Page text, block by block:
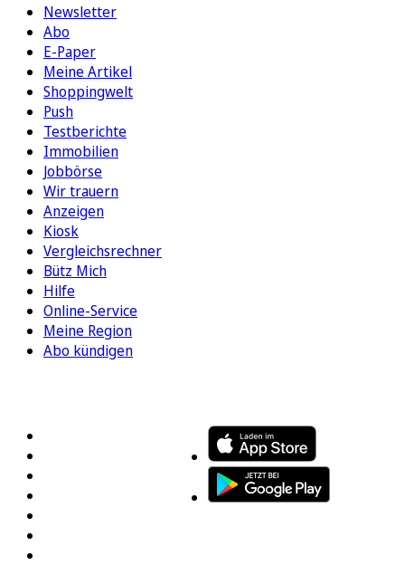
Newsletter
Abo
E-Paper
Meine Artikel
Shoppingwelt
Push
Testberichte
Immobilien
Jobbörse
Wir trauern
Anzeigen
Kiosk
Vergleichsrechner
Bütz Mich
Hilfe
Online-Service
Meine Region
Abo kündigen